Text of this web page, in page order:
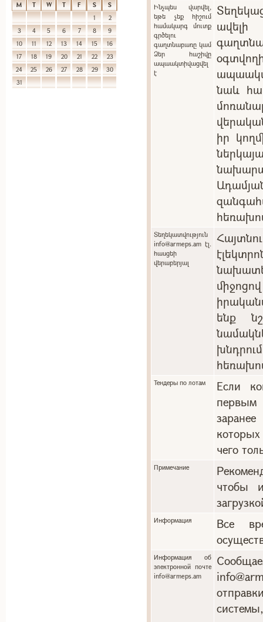
M T W T F S
S
1
2
3
4 5 6 7 8
9
10
11 12 13 14 15
16
17
18 19 20 21 22
23
24
25 26 27 28 29
30
31
Ինչպես վարվել,
եթե չեք հիշում
համակարգ մուտք
գրծելու
գաղտնաբառը կամ
Ձեր հաշիվը
ապաակտիվացվել
է
նաև
իր
Տեղեկատվություն
info@armeps.am էլ.
հասցեի
վերաբերյալ
ենք
Тендеры по лотам
Если
первым
чего
Примечание
чтобы
Информация
Все
Информация об
электронной почте
info@armeps.am